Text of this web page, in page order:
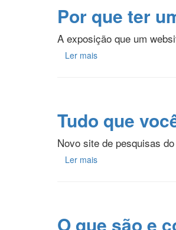
Por que ter
A exposição que um
Ler mais
Tudo que
Novo site de pesquisas
Ler mais
O que são e